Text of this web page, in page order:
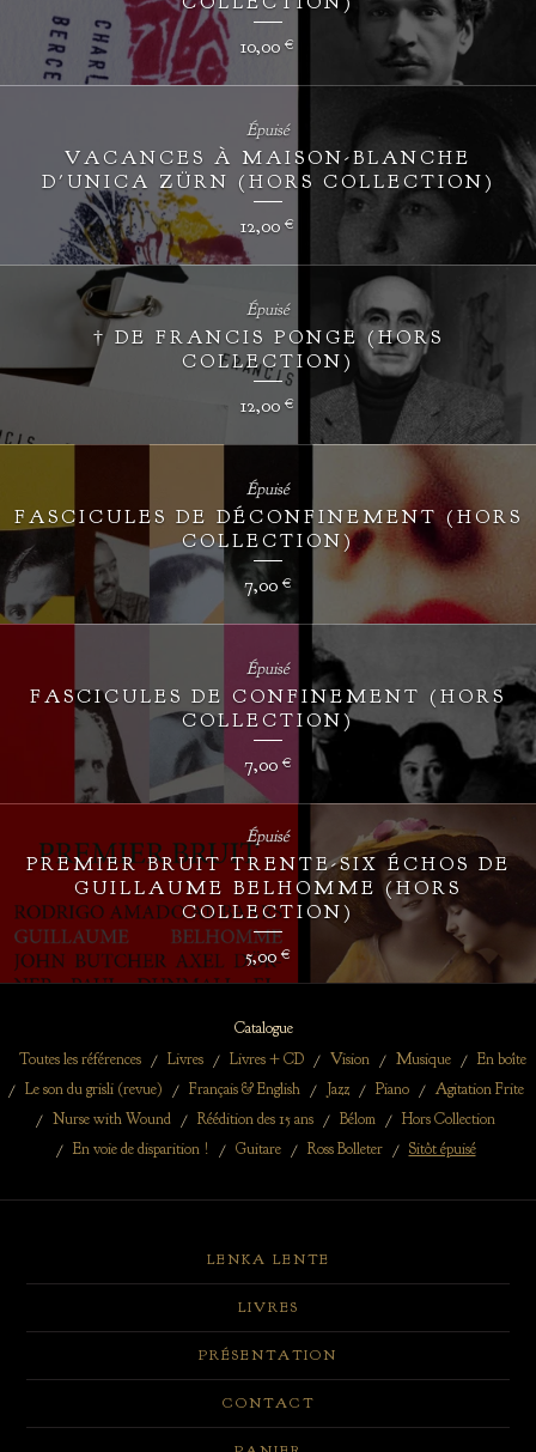
10,00 €
VACANCES À MAISON-BLANCHE
D'UNICA ZÜRN (HORS COLLECTION)
12,00 €
Épuisé
† DE FRANCIS PONGE (HORS
COLLECTION)
12,00 €
Épuisé
FASCICULES DE DÉCONFINEMENT (HORS
COLLECTION)
7,00 €
Épuisé
FASCICULES DE CONFINEMENT (HORS
COLLECTION)
7,00 €
Épuisé
PREMIER BRUIT TRENTE-SIX ÉCHOS DE
GUILLAUME BELHOMME (HORS
COLLECTION)
5,00€
Épuisé
Catalogue
Toutes les références
Livres Livres + CD Vision Musique
En boîte
Le son du grisli (revue)
Français & English Jazz Piano
Agitation Frite
Nurse with Wound
Réédition des 15 ans Bélom
Hors Collection
En voie de disparition !
Guitare Ross Bolleter Sitôt épuisé
LENKA LENTE
LIVRES
PRÉSENTATION
CONTACT